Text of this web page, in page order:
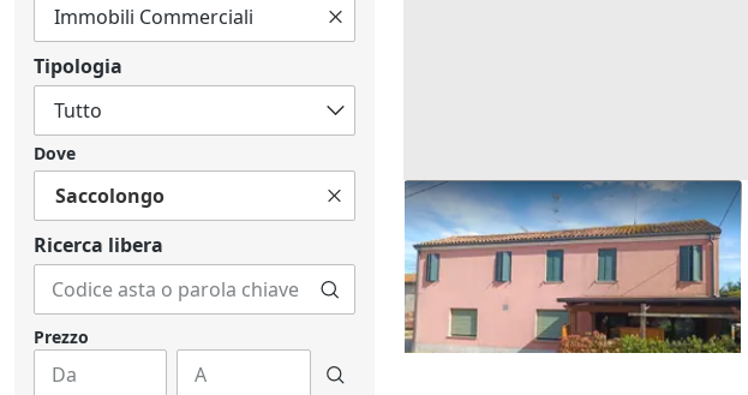
Tipologia
Dove
Saccolongo
Ricerca libera
Prezzo
Asta Quota 1/6 di locale
commerciale e alloggio
(Rovigo)
8.205 €
18/09/2026